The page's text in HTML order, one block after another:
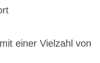
einer Vielzahl von